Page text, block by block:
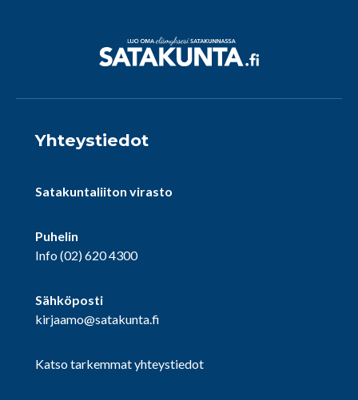
Yhteystiedot
Satakuntaliiton virasto
Puhelin
Info(02) 620 4300
Sähköposti
kirjaamo@satakunta.fi
Katso tarkemmat yhteystiedot